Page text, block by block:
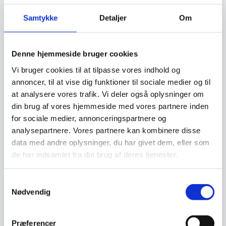
Samtykke Detaljer Om
Denne hjemmeside bruger cookies
Vi bruger cookies til at tilpasse vores indhold og
annoncer, til at vise dig funktioner til sociale medier og til
at analysere vores trafik. Vi deler også oplysninger om
din brug af vores hjemmeside med vores partnere inden
for sociale medier, annonceringspartnere og
analysepartnere. Vores partnere kan kombinere disse
data med andre oplysninger, du har givet dem, eller som
de har indsamlet fra din brug af deres tjenester.
Nødvendig
Præferencer
låntagning og leasing foregår direkte imellem
dig som kunde og en tredjepartner, som vi hos
restaurantinventar.dkhar udvalgt til at tilbyde
Beregn og ansøg her
Vi prismatcher - Klik her
Relaterede varer
SPAR 26%